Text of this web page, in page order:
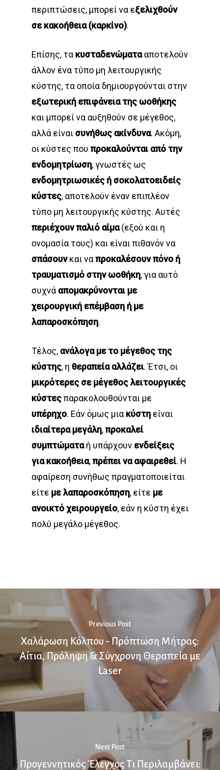
περιπτώσεις, μπορεί να εξελιχθούν
σε κακοήθεια (καρκίνο).
Επίσης, τα κυσταδενώματααποτελούν
άλλον ένα τύπο μη λειτουργικής
κύστης, τα οποία δημιουργούνται στην
εξωτερική επιφάνεια της ωοθήκης
και μπορεί να αυξηθούν σε μέγεθος,
αλλά είναι συνήθως ακίνδυνα. Ακόμη,
οι κύστες που προκαλούνται από την
ενδομητρίωση, γνωστές ως
ενδομητριωσικές ή σοκολατοειδείς
κύστες, αποτελούν έναν επιπλέον
τύπο μη λειτουργικής κύστης. Αυτές
περιέχουν παλιό αίμα(εξού και η
ονομασία τους) και είναι πιθανόν να
σπάσουνκαι ναπροκαλέσουν πόνο ή
τραυματισμό στην ωοθήκη, για αυτό
συχνά απομακρύνονται με
χειρουργική επέμβαση ή με
λαπαροσκόπηση.
Τέλος, ανάλογα με το μέγεθος της
κύστης, η θεραπεία αλλάζει. Έτσι, οι
μικρότερες σε μέγεθος λειτουργικές
κύστεςπαρακολουθούνται με
υπέρηχο. Εάν όμως μια κύστη είναι
ιδιαίτερα μεγάλη,προκαλεί
συμπτώματαή υπάρχουν ενδείξεις
για κακοήθεια,πρέπει να αφαιρεθεί. Η
αφαίρεση συνήθως πραγματοποιείται
είτε με λαπαροσκόπηση, είτε με
ανοικτό χειρουργείο, εάν η κύστη έχει
πολύ μεγάλο μέγεθος.
Previous Post
Χαλάρωση Κόλπου - Πρόπτωση Μήτρας:
Αίτια, Πρόληψη & Σύγχρονη Θεραπεία με
Laser
Next Post
Προγεννητικός Έλεγχος Τι Περιλαμβάνει: